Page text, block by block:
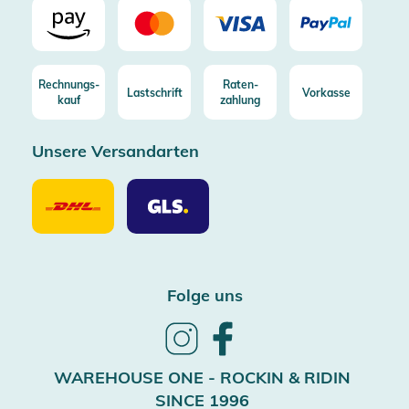
Rechnungs-
kauf
Lastschrift
Raten-
zahlung
Vorkasse
Unsere Versandarten
Unsere
Versandarten
DHL
Unsere
Versandarten
GLS
Folge uns
Follow
InstagramFacebook
WAREHOUSE ONE - ROCKIN & RIDIN
SINCE 1996